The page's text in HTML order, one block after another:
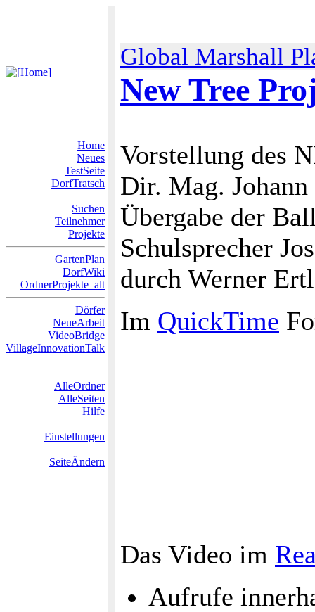
Global Marshall
New Tree
Home
Neues
TestSeite
DorfTratsch
Suchen
Teilnehmer
Projekte
GartenPlan
DorfWiki
OrdnerProjekte_alt
Dörfer
NeueArbeit
VideoBridge
VillageInnovationTalk
AlleOrdner
AlleSeiten
Hilfe
Einstellungen
SeiteÄndern
Vorstellung des
Dir. Mag.
Übergabe der
Schulsprecher
durch Werner
Im QuickTime
Das Video im
Aufrufe